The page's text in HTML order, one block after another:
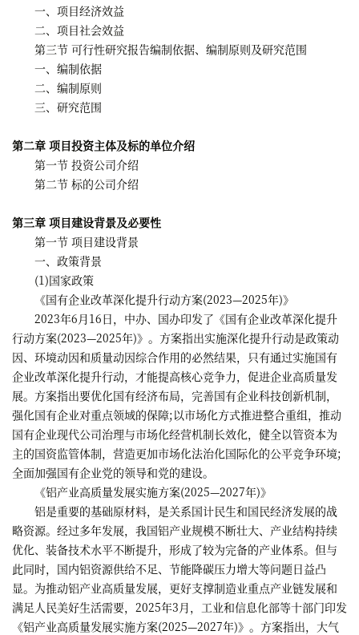
一、项目经济效益
二、项目社会效益
第三节 可行性研究报告编制依据、编制原则及研究范围
一、编制依据
二、编制原则
三、研究范围
第二章 项目投资主体及标的单位介绍
第一节 投资公司介绍
第二节 标的公司介绍
第三章 项目建设背景及必要性
第一节 项目建设背景
一、政策背景
(1)国家政策
《国有企业改革深化提升行动方案(2023—2025年)》
2023年6月16日，中办、国办印发了《国有企业改革深化提升
行动方案(2023—2025年)》。方案指出实施深化提升行动是政策动
因、环境动因和质量动因综合作用的必然结果，只有通过实施国有
企业改革深化提升行动，才能提高核心竞争力，促进企业高质量发
展。方案指出要优化国有经济布局，完善国有企业科技创新机制，
强化国有企业对重点领域的保障;以市场化方式推进整合重组，推动
国有企业现代公司治理与市场化经营机制长效化，健全以管资本为
主的国资监管体制，营造更加市场化法治化国际化的公平竞争环境;
全面加强国有企业党的领导和党的建设。
《铝产业高质量发展实施方案(2025—2027年)》
铝是重要的基础原材料，是关系国计民生和国民经济发展的战
略资源。经过多年发展，我国铝产业规模不断壮大、产业结构持续
优化、装备技术水平不断提升，形成了较为完备的产业体系。但与
此同时，国内铝资源供给不足、节能降碳压力增大等问题日益凸
显。为推动铝产业高质量发展，更好支撑制造业重点产业链发展和
满足人民美好生活需要，2025年3月，工业和信息化部等十部门印发
《铝产业高质量发展实施方案(2025—2027年)》。方案指出，大气